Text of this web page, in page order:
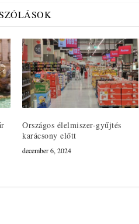
Országos élelmiszer-gyűjtés
karácsony előtt
december 6, 2024